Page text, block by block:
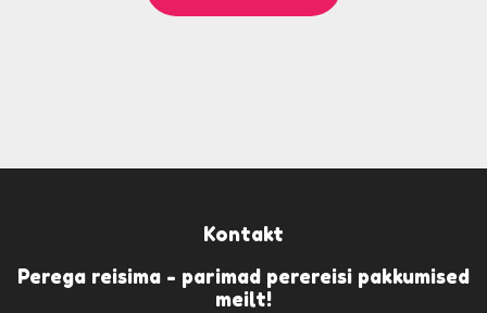
Kontakt
Perega reisima - parimad perereisi pakkumised
meilt!